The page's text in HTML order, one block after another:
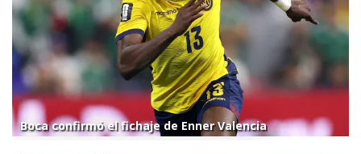
Boca confirmó el fichaje de Enner Valencia